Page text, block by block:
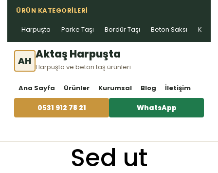
ÜRÜN KATEGORILERI
Harpuşta Parke Taşı Bordür Taşı Beton Saksı Kablo
AH Aktaş Harpuşta
Harpuşta ve beton taş ürünleri
Ana Sayfa Ürünler Kurumsal Blog İletişim
0531 912 78 21 WhatsApp
Sed ut